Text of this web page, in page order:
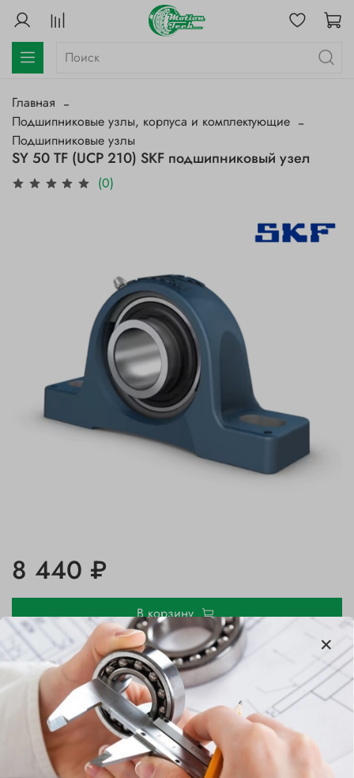
Главная
Подшипниковые узлы, корпуса и комплектующие
Подшипниковые узлы
SY 50 TF (UCP 210) SKF подшипниковый узел
(0)
В избранное Добавить в сравнение
8 440 ₽
В корзину
Купить в 1 клик